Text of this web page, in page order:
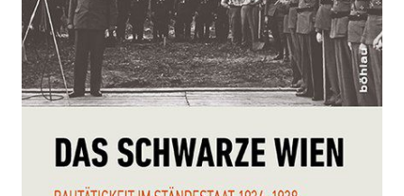
Bautätigkeit im Ständestaat 1934-1938
VonAndreas Suttner
Verlag:
Böhlau
30.04.2017